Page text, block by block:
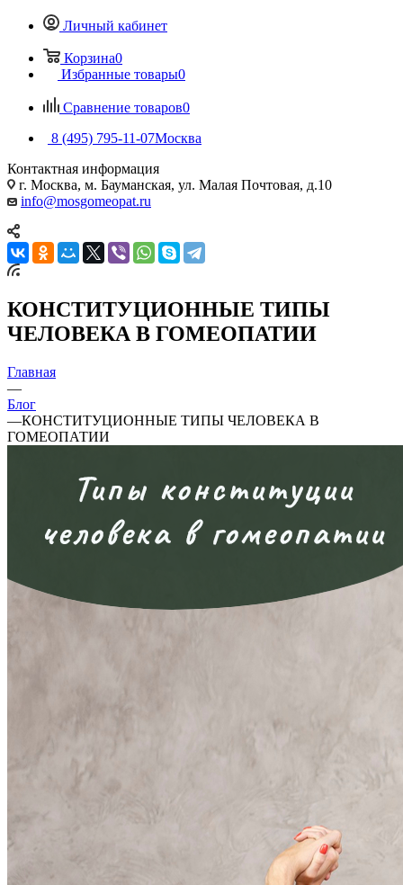
Личный кабинет
Корзина0
Избранные товары0
Сравнение товаров0
8 (495) 795-11-07Москва
Контактная информация
г. Москва, м. Бауманская, ул. Малая Почтовая, д.10
info@mosgomeopat.ru
КОНСТИТУЦИОННЫЕ ТИПЫ
ЧЕЛОВЕКА В ГОМЕОПАТИИ
Главная
—
Блог
—КОНСТИТУЦИОННЫЕ ТИПЫ ЧЕЛОВЕКА В
ГОМЕОПАТИИ